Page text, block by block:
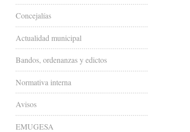
Concejalías
Actualidad municipal
Bandos, ordenanzas y edictos
Normativa interna
Avisos
EMUGESA